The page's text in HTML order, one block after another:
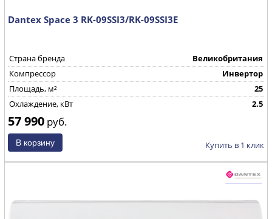
Dantex Space 3 RK-09SSI3/RK-09SSI3E
Страна бренда
Великобритания
Компрессор
Инвертор
Площадь, м²
25
Охлаждение, кВт
2.5
57 990 руб.
Купить в 1 клик